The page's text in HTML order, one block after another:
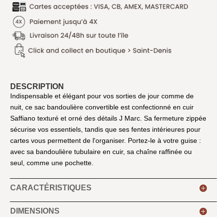
DESCRIPTION
Indispensable et élégant pour vos sorties de jour comme de
nuit, ce sac bandoulière convertible est confectionné en cuir
Saffiano texturé et orné des détails J Marc. Sa fermeture zippée
sécurise vos essentiels, tandis que ses fentes intérieures pour
cartes vous permettent de l'organiser. Portez-le à votre guise :
avec sa bandoulière tubulaire en cuir, sa chaîne raffinée ou
seul, comme une pochette.
CARACTÉRISTIQUES
DIMENSIONS